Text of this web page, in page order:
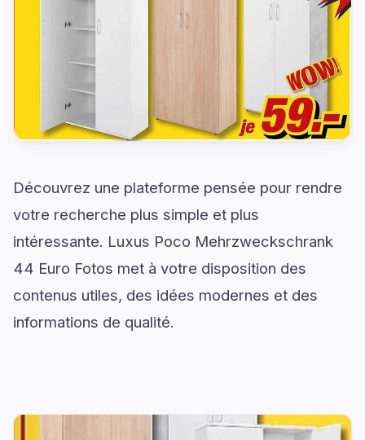
Découvrez une plateforme pensée pour rendre
votre recherche plus simple et plus
intéressante. Luxus Poco Mehrzweckschrank
44 Euro Fotos met à votre disposition des
contenus utiles, des idées modernes et des
informations de qualité.